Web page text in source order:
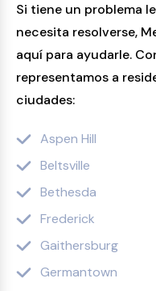
Si tiene un problema
necesita resolverse,
aquí para ayudarle.
representamos a
ciudades:
Aspen Hill
Beltsville
Bethesda
Frederick
Gaithersburg
Germantown